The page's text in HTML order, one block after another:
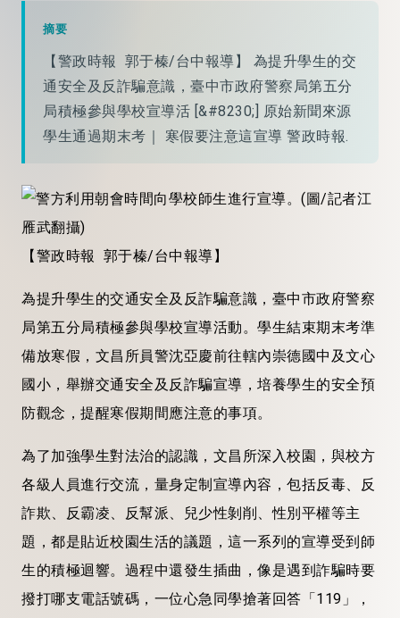
摘要
【警政時報 郭于榛/台中報導】 為提升學生的交
通安全及反詐騙意識，臺中市政府警察局第五分
局積極參與學校宣導活 [&#8230;] 原始新聞來源
學生通過期末考｜ 寒假要注意這宣導 警政時報.
【警政時報 郭于榛/台中報導】
為提升學生的交通安全及反詐騙意識，臺中市政府警察
局第五分局積極參與學校宣導活動。學生結束期末考準
備放寒假，文昌所員警沈亞慶前往轄內崇德國中及文心
國小，舉辦交通安全及反詐騙宣導，培養學生的安全預
防觀念，提醒寒假期間應注意的事項。
為了加強學生對法治的認識，文昌所深入校園，與校方
各級人員進行交流，量身定制宣導內容，包括反毒、反
詐欺、反霸凌、反幫派、兒少性剝削、性別平權等主
題，都是貼近校園生活的議題，這一系列的宣導受到師
生的積極迴響。過程中還發生插曲，像是遇到詐騙時要
撥打哪支電話號碼，一位心急同學搶著回答「119」，